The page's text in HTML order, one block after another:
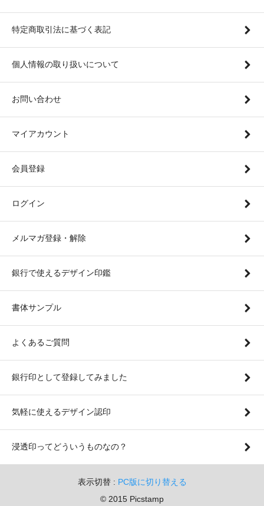
特定商取引法に基づく表記
個人情報の取り扱いについて
お問い合わせ
マイアカウント
会員登録
ログイン
メルマガ登録・解除
銀行で使えるデザイン印鑑
書体サンプル
よくあるご質問
銀行印として登録してみました
気軽に使えるデザイン認印
浸透印ってどういうものなの？
表示切替 : PC版に切り替える
© 2015 Picstamp